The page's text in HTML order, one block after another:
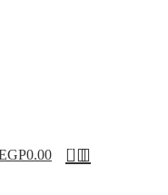
0
0.00